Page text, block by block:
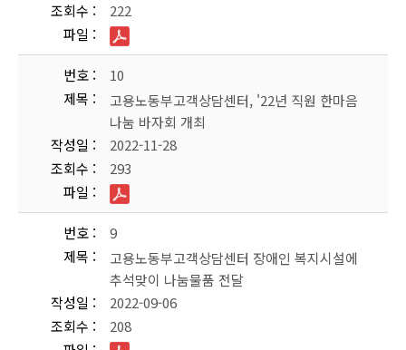
조회수
222
파일
번호
10
제목
고용노동부고객상담센터, '22년 직원 한마음
나눔 바자회 개최
작성일
2022-11-28
조회수
293
파일
번호
9
제목
고용노동부고객상담센터 장애인 복지시설에
추석맞이 나눔물품 전달
작성일
2022-09-06
조회수
208